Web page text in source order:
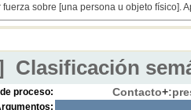
fuerza sobre [una persona u objeto físico].
Clasificación
proceso: Contacto+